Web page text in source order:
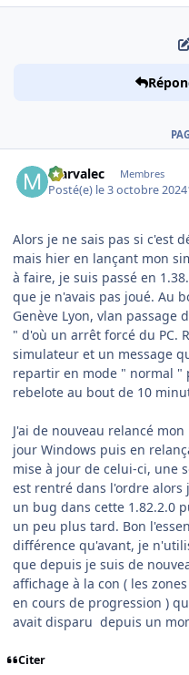
Marvalec Membres
Posté(e) le 3 octobre 2024
Alors je ne sais pas si c'est
mais hier en lançant mon
à faire, je suis passé en
que je n'avais pas joué. Au
Genève Lyon, vlan passage
" d'où un arrêt forcé du PC.
simulateur et un message
repartir en mode " normal "
rebelote au bout de 10
J'ai de nouveau relancé
jour Windows puis en
mise à jour de celui-ci, une
est rentré dans l'ordre alors
un bug dans cette 1.82.2.0
un peu plus tard. Bon
différence qu'avant, je
que depuis je suis de
affichage à la con ( les
en cours de progression )
avait disparu depuis un
Citer